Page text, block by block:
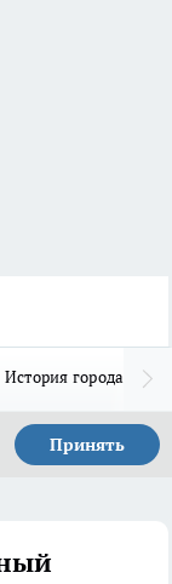
История города Н
Принять